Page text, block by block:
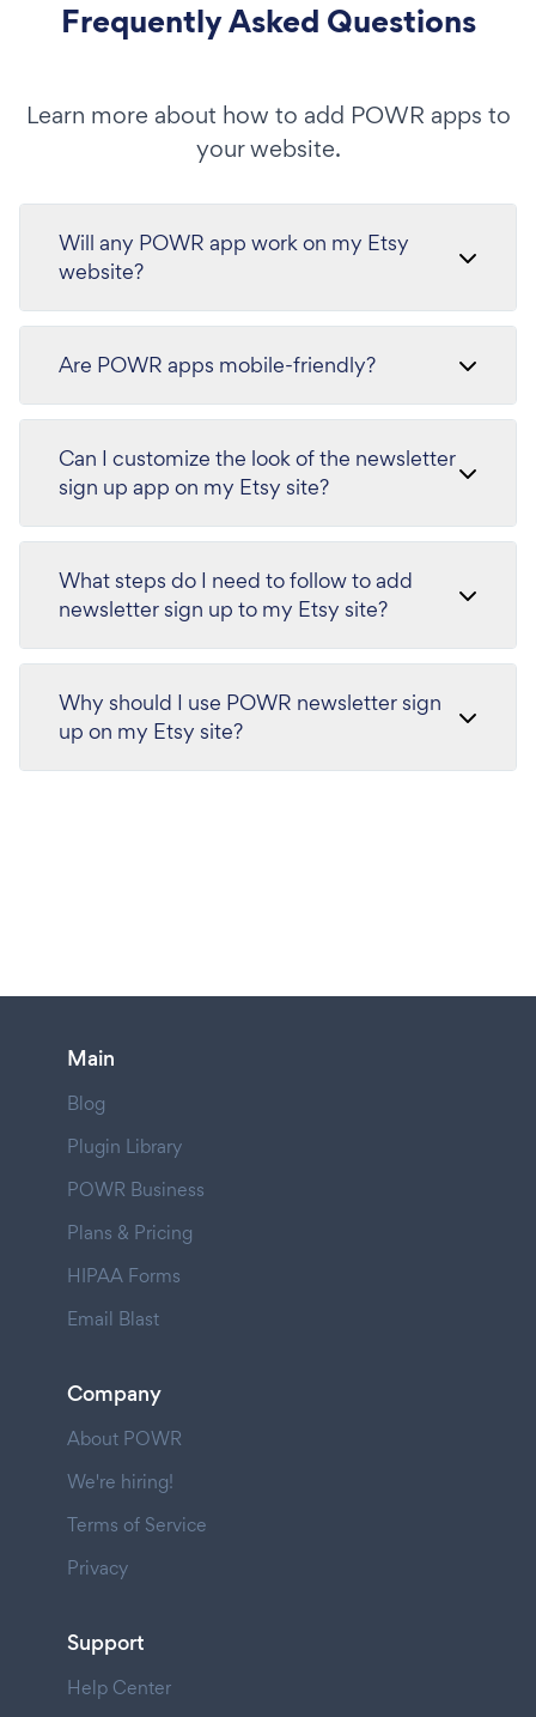
Frequently Asked Questions
Learn more about how to add POWR apps to
your website.
Will any POWR app work on my Etsy
website?
Are POWR apps mobile-friendly?
Can I customize the look of the newsletter
sign up app on my Etsy site?
What steps do I need to follow to add
newsletter sign up to my Etsy site?
Why should I use POWR newsletter sign
up on my Etsy site?
Main
Blog
Plugin Library
POWR Business
Plans & Pricing
HIPAA Forms
Email Blast
Company
About POWR
We're hiring!
Terms of Service
Privacy
Support
Help Center